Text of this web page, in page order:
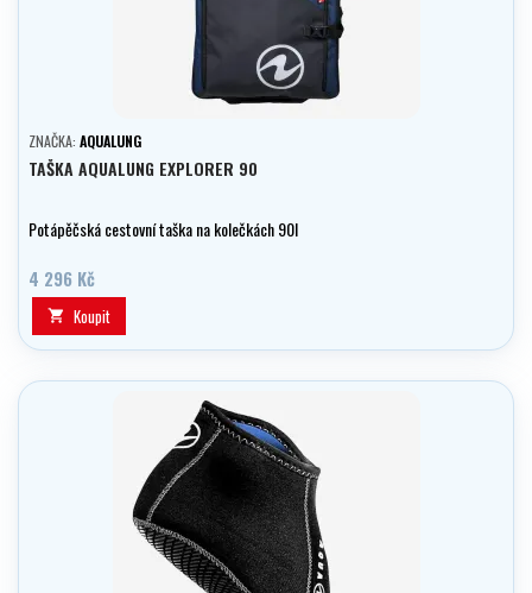
ZNAČKA: AQUALUNG
TAŠKA AQUALUNG EXPLORER 90
Potápěčská cestovní taška na kolečkách 90l
4 296 Kč
 Koupit